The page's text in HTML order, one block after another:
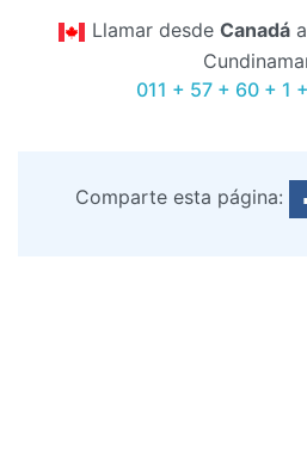
Llamar desde Canadá
011 + 57 + 60 + 1
Comparte esta página: